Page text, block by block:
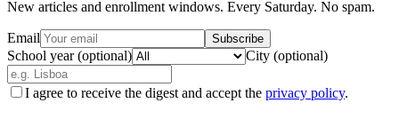
New articles and enrollment windows. Every Saturday. No spam.
Email Subscribe
School year (optional) City (optional)
I agree to receive the digest and accept the privacy policy.